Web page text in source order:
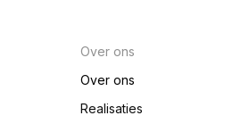
Over ons
Over ons
Realisaties